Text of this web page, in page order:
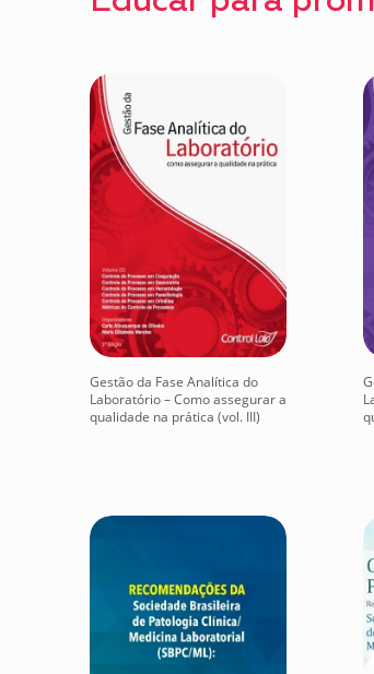
Gestão da Fase Analítica do
Laboratório – Como assegurar a
qualidade na prática (vol. III)